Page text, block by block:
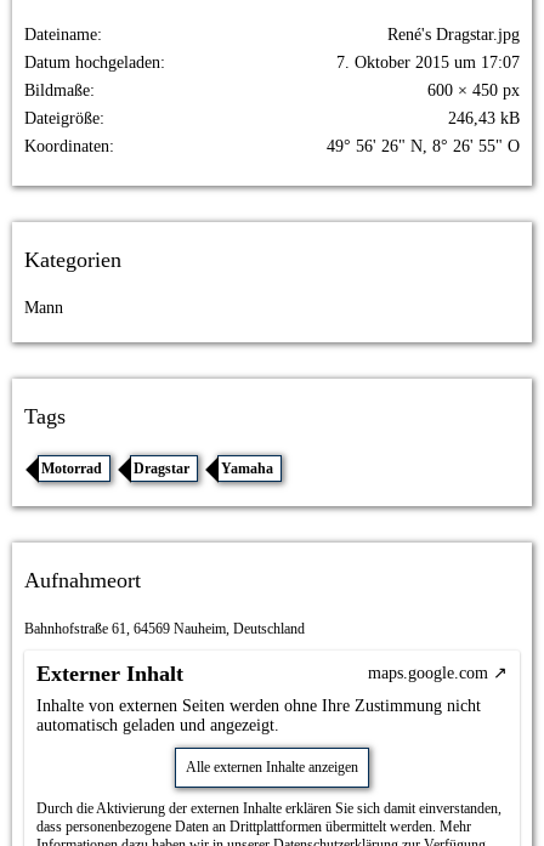
Dateiname
René's Dragstar.jpg
Datum hochgeladen
7. Oktober 2015 um 17:07
Bildmaße
600 × 450 px
Dateigröße
246,43 kB
Koordinaten
49° 56' 26" N, 8° 26' 55" O
Kategorien
Mann
Tags
Motorrad Dragstar Yamaha
Aufnahmeort
Bahnhofstraße 61, 64569 Nauheim, Deutschland
Externer Inhalt
maps.google.com
Inhalte von externen Seiten werden ohne Ihre Zustimmung nicht
automatisch geladen und angezeigt.
Alle externen Inhalte anzeigen
Durch die Aktivierung der externen Inhalte erklären Sie sich damit einverstanden,
dass personenbezogene Daten an Drittplattformen übermittelt werden. Mehr